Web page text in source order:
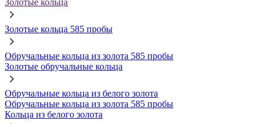
Золотые кольца
Золотые кольца 585 пробы
Обручальные кольца из золота 585 пробы
Золотые обручальные кольца
Обручальные кольца из белого золота
Обручальные кольца из золота 585 пробы
Кольца из белого золота